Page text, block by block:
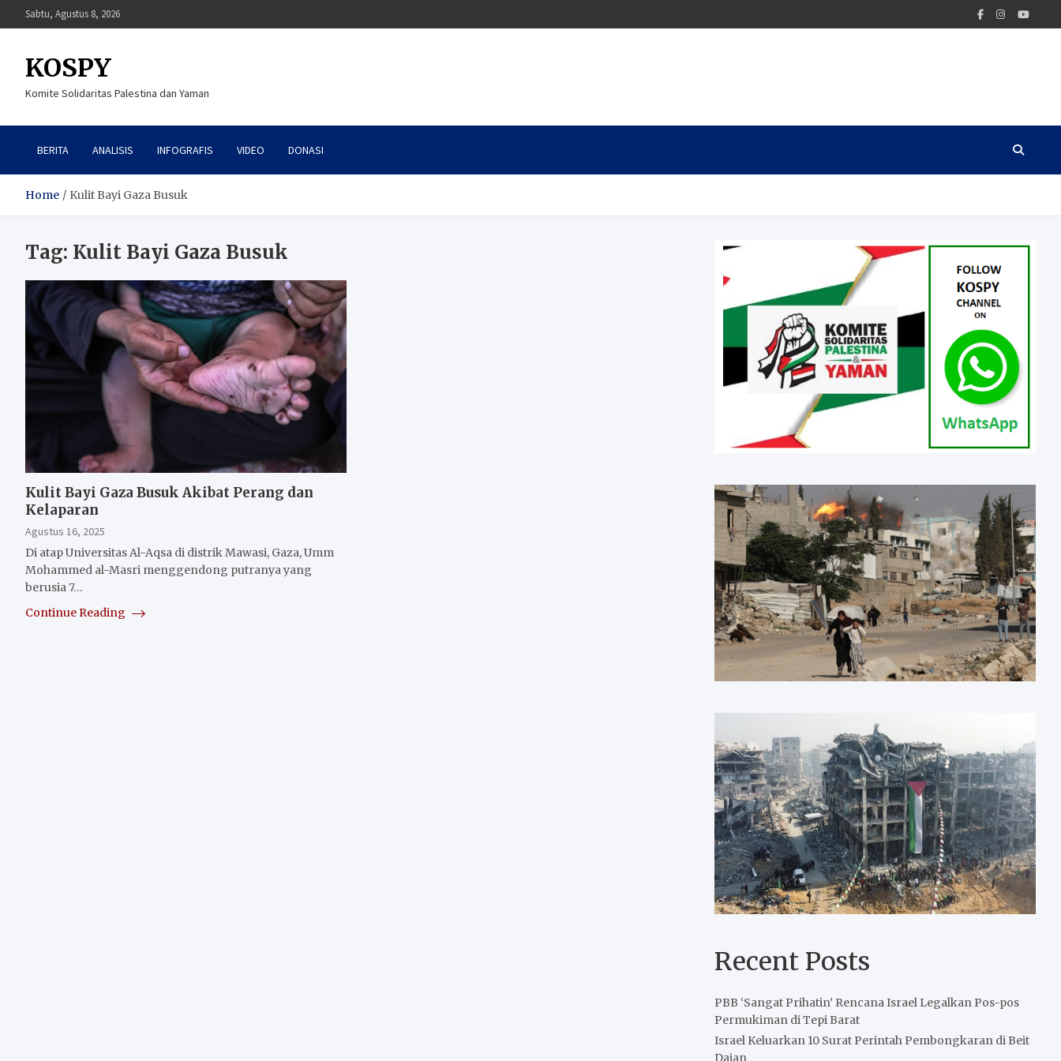
to
Sabtu, Agustus 8, 2026
KOSPY
Komite Solidaritas Palestina dan Yaman
BERITA ANALISIS INFOGRAFIS VIDEO DONASI
Home Kulit Bayi Gaza Busuk
Tag: Kulit Bayi Gaza Busuk
Kulit Bayi Gaza Busuk Akibat Perang dan
Kelaparan
Agustus 16, 2025
Di atap Universitas Al-Aqsa di distrik Mawasi, Gaza, Umm
Mohammed al-Masri menggendong putranya yang
berusia 7…
Continue Reading
Recent Posts
PBB ‘Sangat Prihatin’ Rencana Israel Legalkan Pos-pos
Permukiman di Tepi Barat
Israel Keluarkan 10 Surat Perintah Pembongkaran di Beit
Dajan